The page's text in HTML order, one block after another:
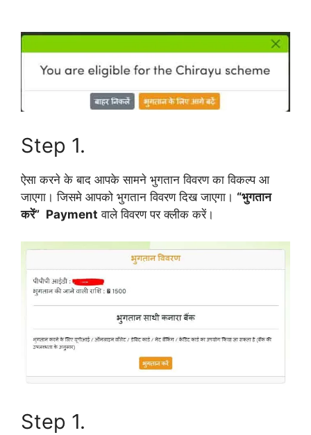
Step 1.
ऐसा करने के बाद आपके सामने भुगतान विवरण का विकल्प आ
जाएगा। जिसमे आपको भुगतान विवरण दिख जाएगा। “भुगतान
करें” Payment वाले विवरण पर क्लीक करें।
Step 1.